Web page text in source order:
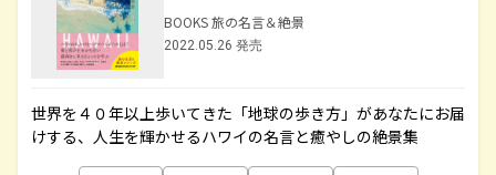
BOOKS 旅の名言＆絶景
2022.05.26 発売
世界を４０年以上歩いてきた「地球の歩き方」があなたにお届
けする、人生を輝かせるハワイの名言と癒やしの絶景集